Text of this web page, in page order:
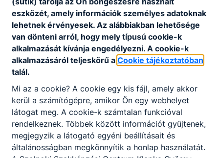
szervez. A foglakozások célja, hogy lehetőséget
biztosítsanak a tanulók számára a különböző
sportágak művelésére és versenyekre való
felkészülésre. Az iskolai sportkörök foglakozásain
való részvétellel a heti öt kötelező testnevelési
órából két óra kiváltható. A részvétel igazolása a
foglakozási napló részvételi adatai alapján
történik.
A tanulók tudományos, technikai, szakmai,
művészi, idegen nyelvi és egyéb érdeklődésük
kielégítése, alkotó képességük fejlesztése céljából
diákköröket hozhatnak létre. Diákkörnek
eszközét, amely információk személyes adatoknak
lehetnek érvényesek. Az alábbiakban lehetősége
van dönteni arról, hogy mely típusú cookie-k
alkalmazását kívánja engedélyezni. A cookie-k
alkalmazásáról teljeskörű a Cookie tájékoztatóban
talál.
Mi az a cookie? A cookie egy kis fájl, amely akkor
kerül a számítógépre, amikor Ön egy webhelyet
látogat meg. A cookie-k számtalan funkcióval
rendelkeznek. Többek között információt gyűjtenek,
megjegyzik a látogató egyéni beállításait és
általánosságban megkönnyítik a honlap használatát.